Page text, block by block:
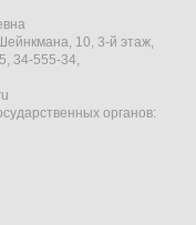
10, 3-й этаж,
34-555-34,
органов: